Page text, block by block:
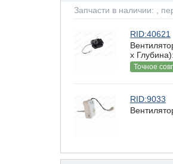
Запчасти в наличии: ,
RID:40621
х
Точное
RID:9033